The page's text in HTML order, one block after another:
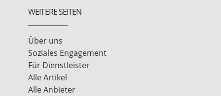
WEITERE SEITEN
Über uns
Soziales Engagement
Für Dienstleister
Alle Artikel
Alle Anbieter